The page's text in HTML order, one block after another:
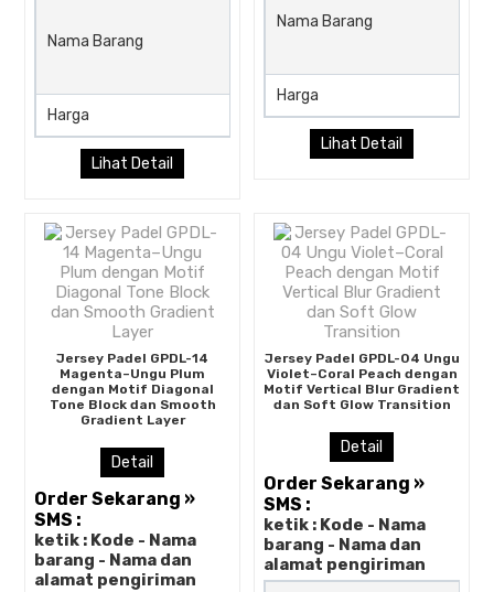
Nama Barang
Jersey Padel GPDL-17 Navy
Gelap–Teal Cyan dengan
Frequency Pattern
Harga Rp (Hubungi CS)
Lihat Detail
Nama Barang
Harga
Lihat Detail
Jersey Padel GPDL-14
Magenta–Ungu Plum
dengan Motif Diagonal
Tone Block dan Smooth
Gradient Layer
Detail
Order Sekarang »
SMS :
ketik : Kode - Nama
barang - Nama dan
alamat pengiriman
Jersey Padel GPDL-04 Ungu
Violet–Coral Peach dengan
Motif Vertical Blur Gradient
dan Soft Glow Transition
Detail
Order Sekarang »
SMS :
ketik : Kode - Nama
barang - Nama dan
alamat pengiriman